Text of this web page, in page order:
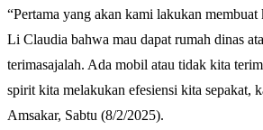
“Pertama yang akan kami lakukan
Li Claudia bahwa mau dapat rumah dinas
terimasajalah. Ada mobil atau tidak kita
spirit kita melakukan efesiensi kita sepakat,
Amsakar, Sabtu (8/2/2025).